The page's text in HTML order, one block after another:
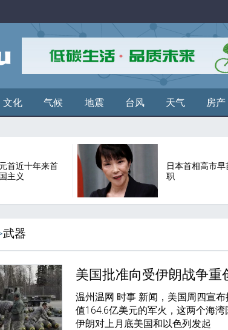
文化 气候 地震 台风 天气 房产
首近十年来首
主义
日本首相高市早
职
武器
美国批准向受伊朗战争重
温州温网 时事 新闻，美国周四宣
值164.6亿美元的军火，这两个海
伊朗对上月底美国和以色列发起